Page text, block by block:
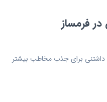
در فرمساز
داشتنی برای جذب مخاطب بیشتر